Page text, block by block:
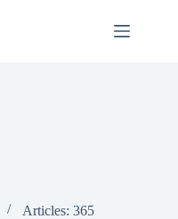
Articles: 365